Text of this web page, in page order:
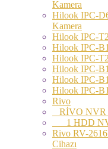
Kamera
Hilook IPC-
Kamera
Hilook IPC-
Hilook IPC-
Hilook IPC-
Hilook IPC-
Hilook IPC-
Hilook IPC-
Rivo
RİVO NVR
1 HDD
Rivo RV-
Cihazı